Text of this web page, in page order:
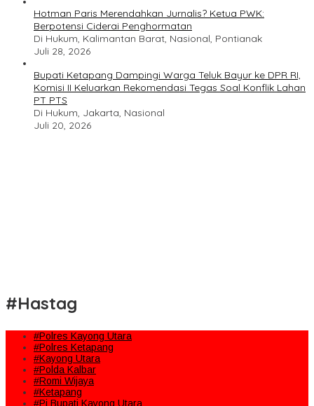
Hotman Paris Merendahkan Jurnalis? Ketua PWK:
Berpotensi Ciderai Penghormatan
Di Hukum, Kalimantan Barat, Nasional, Pontianak
Juli 28, 2026
Bupati Ketapang Dampingi Warga Teluk Bayur ke DPR RI,
Komisi II Keluarkan Rekomendasi Tegas Soal Konflik Lahan
PT PTS
Di Hukum, Jakarta, Nasional
Juli 20, 2026
#Hastag
#Polres Kayong Utara
#Polres Ketapang
#Kayong Utara
#Polda Kalbar
#Romi Wijaya
#Ketapang
#Pj Bupati Kayong Utara